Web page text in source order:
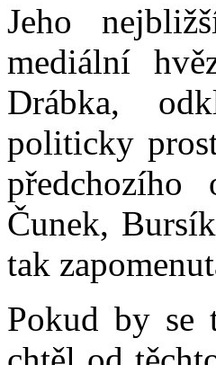
Jeho
mediální
Drábka,
politicky
Čunek,
tak
Pokud by se